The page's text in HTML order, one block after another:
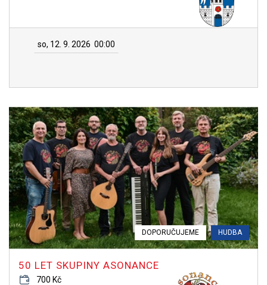
so, 12. 9. 2026 00:00
DOPORUČUJEME HUDBA
50 LET SKUPINY ASONANCE
700 Kč